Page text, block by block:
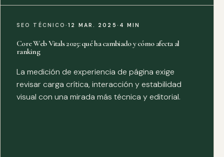
SEO TÉCNICO·12 MAR. 2025 · 4 MIN
Core Web Vitals 2025: qué ha cambiado y cómo afecta al
ranking
La medición de experiencia de página exige
revisar carga crítica, interacción y estabilidad
visual con una mirada más técnica y editorial.